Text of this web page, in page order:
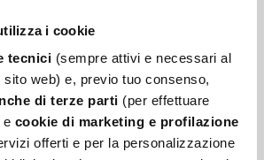
i cookie
tecnici (sempre attivi e necessari al
web) e, previo tuo consenso,
di terze parti (per effettuare
e cookie di marketing e profilazione
offerti e per la personalizzazione
oltre alla forfora, possiamo
che si estende oltre al cuoio
aree del viso.
non tratta solo i sintomi della
sul fungo che ne è la causa,